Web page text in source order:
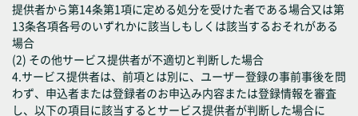
提供者から第14条第1項に定める処分を受けた者である場合又は第
13条各項各号のいずれかに該当しもしくは該当するおそれがある
場合
(2) その他サービス提供者が不適切と判断した場合
4.サービス提供者は、前項とは別に、ユーザー登録の事前事後を問
わず、申込者または登録者のお申込み内容または登録情報を審査
し、以下の項目に該当するとサービス提供者が判断した場合に